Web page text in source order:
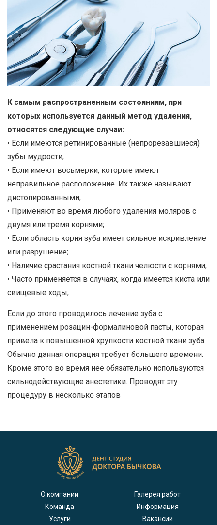
К самым распространенным состояниям, при
которых используется данный метод удаления,
относятся следующие случаи:
• Если имеются ретинированные (непрорезавшиеся)
зубы мудрости;
• Если имеют восьмерки, которые имеют
неправильное расположение. Их также называют
дистопированными;
• Применяют во время любого удаления моляров с
двумя или тремя корнями;
• Если область корня зуба имеет сильное искривление
или разрушение;
• Наличие срастания костной ткани челюсти с корнями;
• Часто применяется в случаях, когда имеется киста или
свищевые ходы;
Если до этого проводилось лечение зуба с
применением розацин-формалиновой пасты, которая
привела к повышенной хрупкости костной ткани зуба.
Обычно данная операция требует большего времени.
Кроме этого во время нее обязательно используются
сильнодействующие анестетики. Проводят эту
процедуру в несколько этапов
О компании
Команда
Услуги
Галерея работ
Информация
Вакансии